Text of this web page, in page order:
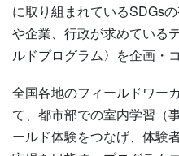
に取り組まれているSDGs
や企業、行政が求めている
ルドプログラム〉を企画・
全国各地のフィールドワー
て、都市部での室内学習（
ールド体験をつなげ、体験